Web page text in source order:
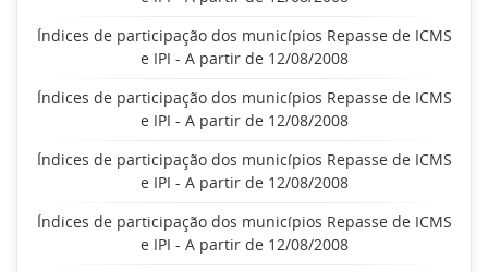
Índices de participação dos municípios Repasse de ICMS
e IPI - A partir de 12/08/2008
Índices de participação dos municípios Repasse de ICMS
e IPI - A partir de 12/08/2008
Índices de participação dos municípios Repasse de ICMS
e IPI - A partir de 12/08/2008
Índices de participação dos municípios Repasse de ICMS
e IPI - A partir de 12/08/2008